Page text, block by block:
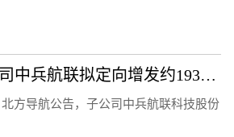
北方导航：子公司中兵航联拟定向增发约1933.28万元用于补充流动资金
方导航公告，子公司中兵航联科技股份